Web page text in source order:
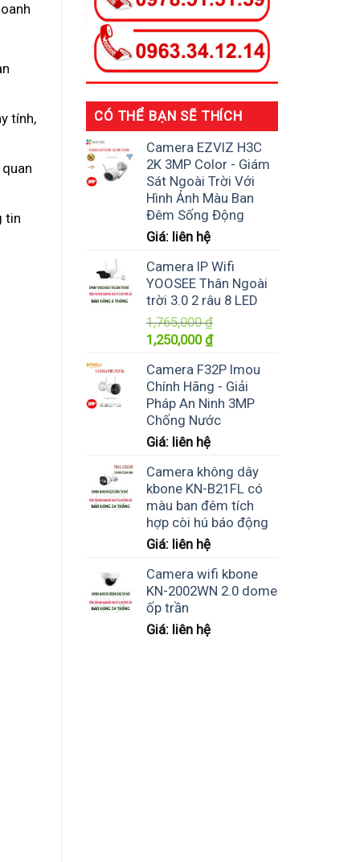
tính,
tin
CÓ THỂ BẠN SẼ THÍCH
Camera EZVIZ H3C
2K 3MP Color - Giám
Sát Ngoài Trời Với
Hình Ảnh Màu Ban
Đêm Sống Động
Giá: liên hệ
Camera IP Wifi
YOOSEE Thân Ngoài
trời 3.0 2 râu 8 LED
1,765,000₫
Giá
là:
1,765,000 ₫.
1,250,000₫Giá
tại
là:
1,250,000 ₫.
Camera F32P Imou
Chính Hãng - Giải
Pháp An Ninh 3MP
Chống Nước
Giá: liên hệ
Camera không dây
kbone KN-B21FL có
màu ban đêm tích
hợp còi hú báo động
Giá: liên hệ
Camera wifi kbone
KN-2002WN 2.0 dome
ốp trần
Giá: liên hệ